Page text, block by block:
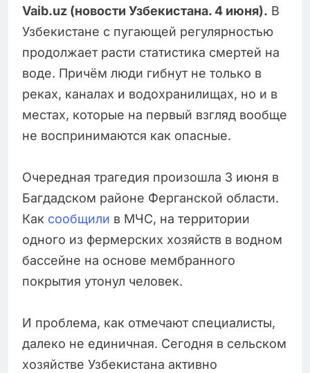
Vaib.uz (новости Узбекистана. 4 июня). В
Узбекистане с пугающей регулярностью
продолжает расти статистика смертей на
воде. Причём люди гибнут не только в
реках, каналах и водохранилищах, но и в
местах, которые на первый взгляд вообще
не воспринимаются как опасные.
Очередная трагедия произошла 3 июня в
Багдадском районе Ферганской области.
Как сообщили в МЧС, на территории
одного из фермерских хозяйств в водном
бассейне на основе мембранного
покрытия утонул человек.
И проблема, как отмечают специалисты,
далеко не единичная. Сегодня в сельском
хозяйстве Узбекистана активно